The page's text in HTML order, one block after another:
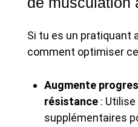
Si tu es un pratiquant
comment optimiser
Augmente
résistance :
supplémentaires